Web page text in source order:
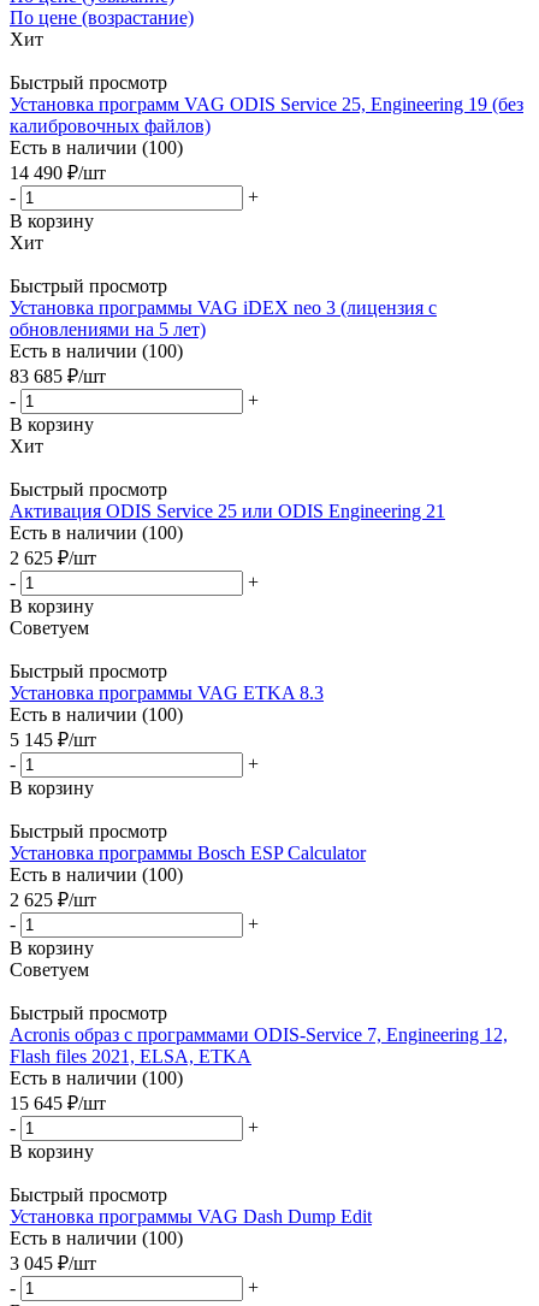
По цене (возрастание)
Хит
Быстрый просмотр
Установка программ VAG ODIS Service 25, Engineering 19 (без
калибровочных файлов)
Есть в наличии (100)
14 490 ₽/шт
-
+
В корзину
Хит
Быстрый просмотр
Установка программы VAG iDEX neo 3 (лицензия с
обновлениями на 5 лет)
Есть в наличии (100)
83 685 ₽/шт
-
+
В корзину
Хит
Быстрый просмотр
Активация ODIS Service 25 или ODIS Engineering 21
Есть в наличии (100)
2 625 ₽/шт
-
+
В корзину
Советуем
Быстрый просмотр
Установка программы VAG ETKA 8.3
Есть в наличии (100)
5 145 ₽/шт
-
+
В корзину
Быстрый просмотр
Установка программы Bosch ESP Calculator
Есть в наличии (100)
2 625 ₽/шт
-
+
В корзину
Советуем
Быстрый просмотр
Acronis образ с программами ODIS-Service 7, Engineering 12,
Flash files 2021, ELSA, ETKA
Есть в наличии (100)
15 645 ₽/шт
-
+
В корзину
Быстрый просмотр
Установка программы VAG Dash Dump Edit
Есть в наличии (100)
3 045 ₽/шт
-
+